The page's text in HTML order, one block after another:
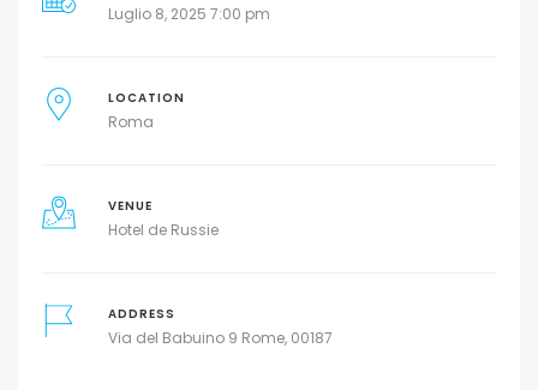
Luglio 8, 2025 7:00 pm
LOCATION
Roma
VENUE
Hotel de Russie
ADDRESS
Via del Babuino 9 Rome, 00187